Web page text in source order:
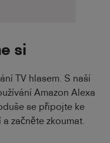
si
TV hlasem. S naší
Amazon Alexa
se připojte ke
začněte zkoumat.